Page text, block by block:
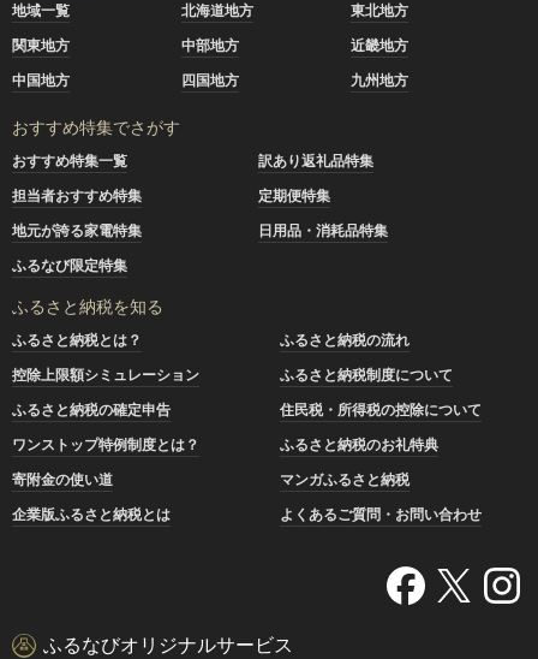
地域一覧 北海道地方
東北地方
関東地方
中部地方
近畿地方
中国地方
四国地方 九州地方
おすすめ特集でさがす
おすすめ特集一覧
訳あり返礼品特集
担当者おすすめ特集
定期便特集
地元が誇る家電特集
日用品・消耗品特集
ふるなび限定特集
ふるさと納税を知る
ふるさと納税とは？
ふるさと納税の流れ
控除上限額シミュレーション
ふるさと納税制度について
ふるさと納税の確定申告
住民税・所得税の控除について
ワンストップ特例制度とは？
ふるさと納税のお礼特典
寄附金の使い道
マンガふるさと納税
企業版ふるさと納税とは
よくあるご質問・お問い合わせ
ふるなびオリジナルサービス